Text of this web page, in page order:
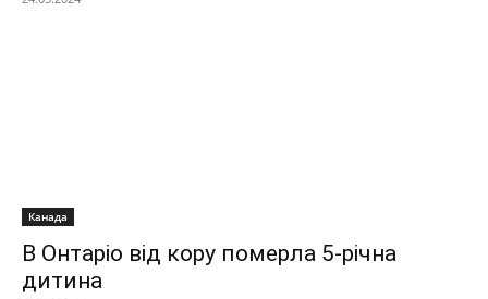
Канада
В Онтаріо від кору померла 5-річна
дитина